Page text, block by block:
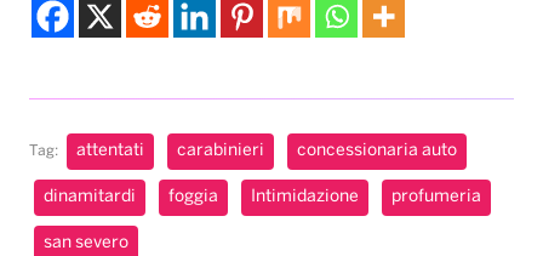
Tag: attentati carabinieri concessionaria auto
dinamitardi foggia Intimidazione profumeria
san severo